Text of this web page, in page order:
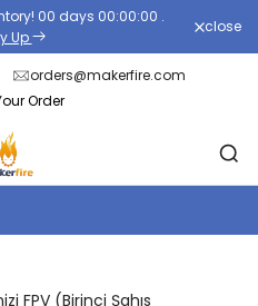
00 days 00:00:00 .
Up
close
orders@makerfire.com
Order
FPV (Birinci Şahıs